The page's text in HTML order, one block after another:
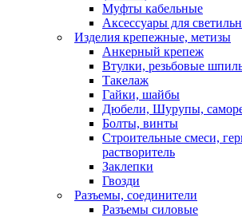
Муфты кабельные
Аксессуары для
Изделия крепежные, метизы
Анкерный крепеж
Втулки, резьбовые
Такелаж
Гайки, шайбы
Дюбели, Шурупы,
Болты, винты
Строительные смеси,
растворитель
Заклепки
Гвозди
Разъемы, соединители
Разъемы силовые